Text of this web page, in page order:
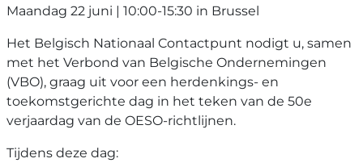
Maandag 22 juni | 10:00-15:30 in Brussel
Het Belgisch Nationaal Contactpunt nodigt u, samen
met het Verbond van Belgische Ondernemingen
(VBO), graag uit voor een herdenkings- en
toekomstgerichte dag in het teken van de 50e
verjaardag van de OESO-richtlijnen.
Tijdens deze dag: